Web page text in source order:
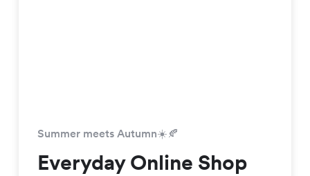
Summer meets Autumn☀️🍂
Everyday Online Shop